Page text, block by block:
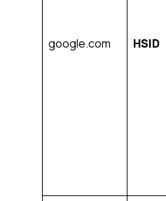
google.com HSID